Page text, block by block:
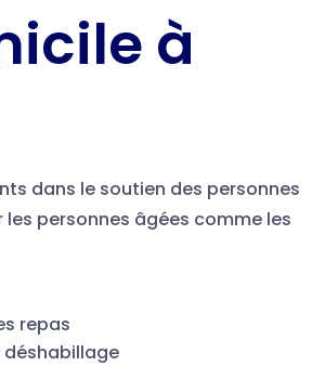
à
dans le soutien des personnes
personnes âgées comme les
repas
déshabillage